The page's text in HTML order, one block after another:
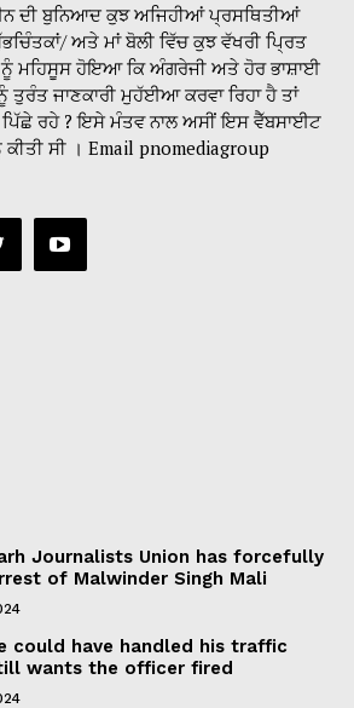
ਦੀ ਬੁਨਿਆਦ ਕੁਝ ਅਜਿਹੀਆਂ ਪ੍ਰਸਥਿਤੀਆਂ
ਅਤੇ ਮਾਂ ਬੋਲੀ ਵਿੱਚ ਕੁਝ ਵੱਖਰੀ ਪ੍ਰਿਤ
ਮਹਿਸੂਸ ਹੋਇਆ ਕਿ ਅੰਗਰੇਜੀ ਅਤੇ ਹੋਰ ਭਾਸ਼ਾਈ
ਜਾਣਕਾਰੀ ਮੁਹੱਈਆ ਕਰਵਾ ਰਿਹਾ ਹੈ ਤਾਂ
ਪਿੱਛੇ ਰਹੇ ? ਇਸੇ ਮੰਤਵ ਨਾਲ ਅਸੀਂ ਇਸ ਵੈੱਬਸਾਈਟ
ਸੀ । Email pnomediagroup
Journalists Union has forcefully
of Malwinder Singh Mali
could have handled his traffic
wants the officer fired